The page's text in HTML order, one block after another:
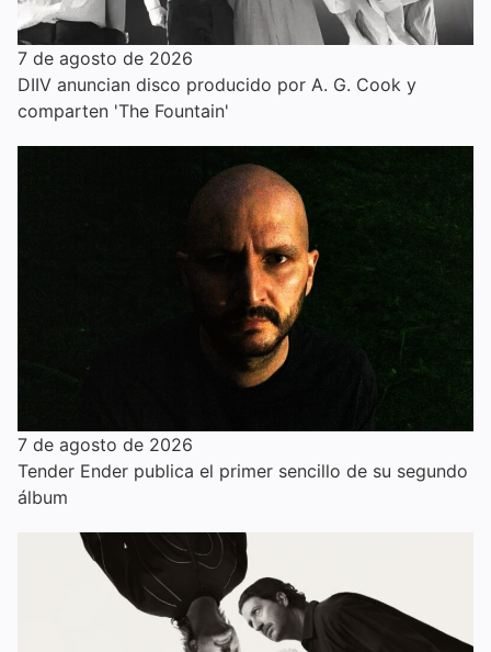
7 de agosto de 2026
DIIV anuncian disco producido por A. G. Cook y
comparten 'The Fountain'
7 de agosto de 2026
Tender Ender publica el primer sencillo de su segundo
álbum